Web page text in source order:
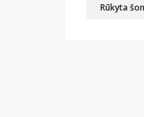
Rūkyta